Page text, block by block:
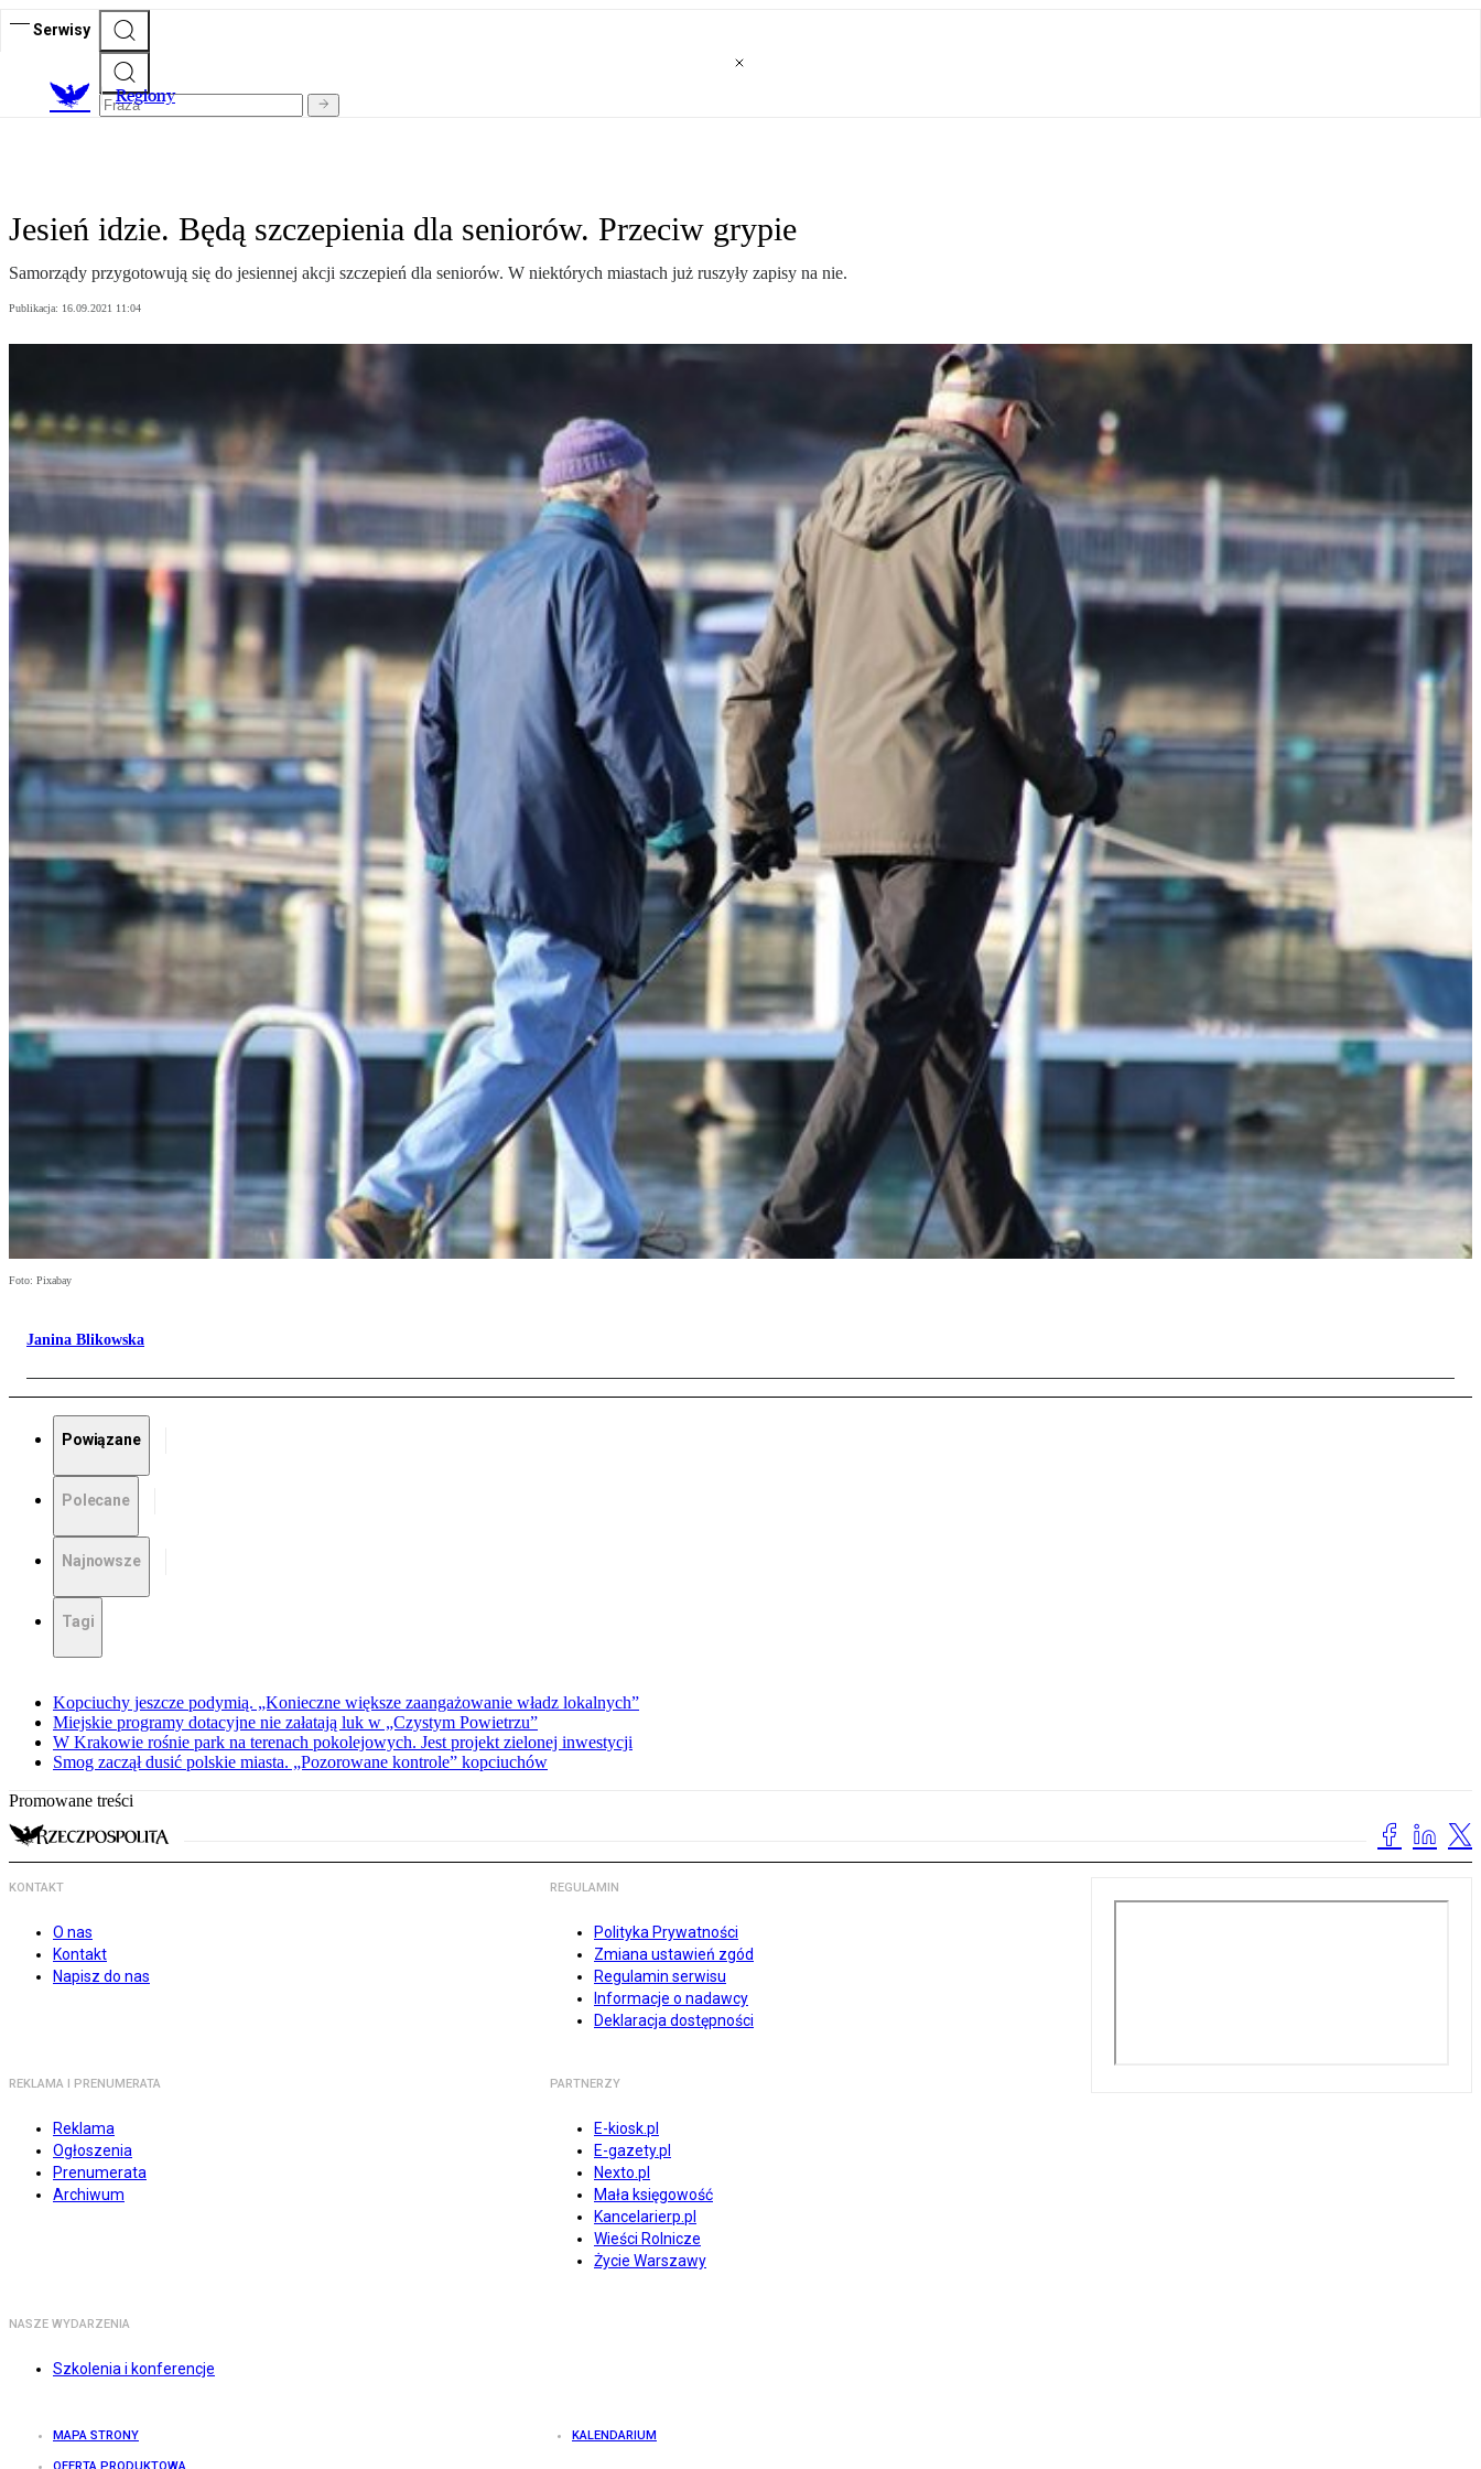
Serwisy
Regiony
Jesień idzie. Będą szczepienia dla seniorów. Przeciw grypie
Samorządy przygotowują się do jesiennej akcji szczepień dla seniorów. W niektórych miastach już ruszyły zapisy na nie.
Publikacja: 16.09.2021 11:04
Foto: Pixabay
Janina Blikowska
Powiązane
Polecane
Najnowsze
Tagi
Kopciuchy jeszcze podymią. „Konieczne większe zaangażowanie władz lokalnych”
Miejskie programy dotacyjne nie załatają luk w „Czystym Powietrzu”
W Krakowie rośnie park na terenach pokolejowych. Jest projekt zielonej inwestycji
Smog zaczął dusić polskie miasta. „Pozorowane kontrole” kopciuchów
Promowane treści
KONTAKT
O nas
Kontakt
Napisz do nas
REGULAMIN
Polityka Prywatności
Zmiana ustawień zgód
Regulamin serwisu
Informacje o nadawcy
Deklaracja dostępności
REKLAMA I PRENUMERATA
Reklama
Ogłoszenia
Prenumerata
Archiwum
PARTNERZY
E-kiosk.pl
E-gazety.pl
Nexto.pl
Mała księgowość
Kancelarierp.pl
Wieści Rolnicze
Życie Warszawy
NASZE WYDARZENIA
Szkolenia i konferencje
MAPA STRONY KALENDARIUM